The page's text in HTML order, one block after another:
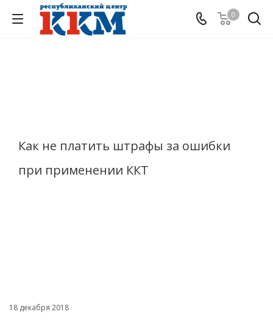
0
Как не платить штрафы за ошибки
при применении ККТ
18 декабря 2018